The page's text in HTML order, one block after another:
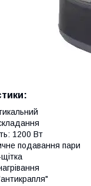
1200 Вт
подавання пари